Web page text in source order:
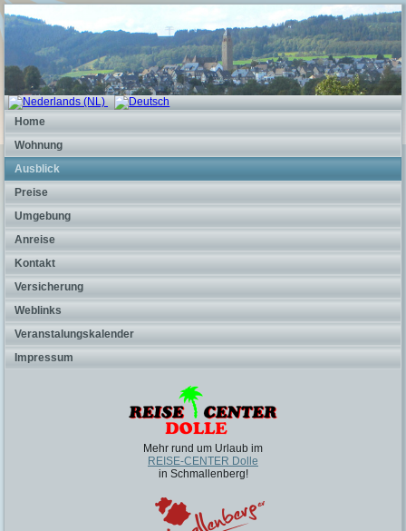
Home
Wohnung
Ausblick
Preise
Umgebung
Anreise
Kontakt
Versicherung
Weblinks
Veranstalungskalender
Impressum
Mehr rund um Urlaub im
REISE-CENTER Dolle
in Schmallenberg!